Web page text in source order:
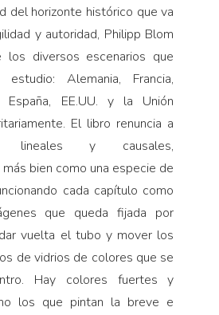
del horizonte histórico que va
y autoridad, Philipp Blom
los diversos escenarios que
Alemania, Francia,
España, EE.UU. y la Unión
El libro renuncia a
lineales y causales,
bien como una especie de
cada capítulo como
que queda fijada por
vuelta el tubo y mover los
de vidrios de colores que se
Hay colores fuertes y
los que pintan la breve e